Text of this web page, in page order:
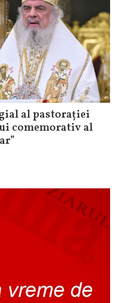
al pastorației
comemorativ al